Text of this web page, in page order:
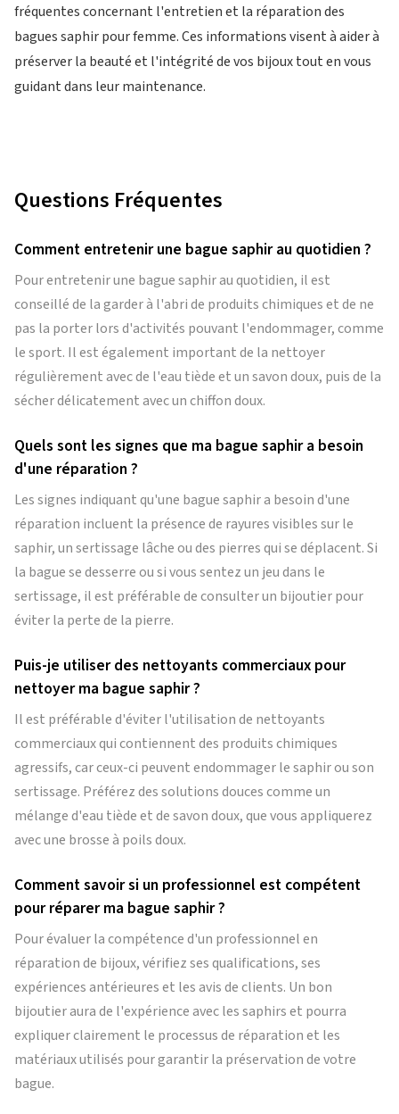
fréquentes concernant l'entretien et la réparation des
bagues saphir pour femme. Ces informations visent à aider à
préserver la beauté et l'intégrité de vos bijoux tout en vous
guidant dans leur maintenance.
Questions Fréquentes
Comment entretenir une bague saphir au quotidien ?
Pour entretenir une bague saphir au quotidien, il est
conseillé de la garder à l'abri de produits chimiques et de ne
pas la porter lors d'activités pouvant l'endommager, comme
le sport. Il est également important de la nettoyer
régulièrement avec de l'eau tiède et un savon doux, puis de la
sécher délicatement avec un chiffon doux.
Quels sont les signes que ma bague saphir a besoin
d'une réparation ?
Les signes indiquant qu'une bague saphir a besoin d'une
réparation incluent la présence de rayures visibles sur le
saphir, un sertissage lâche ou des pierres qui se déplacent. Si
la bague se desserre ou si vous sentez un jeu dans le
sertissage, il est préférable de consulter un bijoutier pour
éviter la perte de la pierre.
Puis-je utiliser des nettoyants commerciaux pour
nettoyer ma bague saphir ?
Il est préférable d'éviter l'utilisation de nettoyants
commerciaux qui contiennent des produits chimiques
agressifs, car ceux-ci peuvent endommager le saphir ou son
sertissage. Préférez des solutions douces comme un
mélange d'eau tiède et de savon doux, que vous appliquerez
avec une brosse à poils doux.
Comment savoir si un professionnel est compétent
pour réparer ma bague saphir ?
Pour évaluer la compétence d'un professionnel en
réparation de bijoux, vérifiez ses qualifications, ses
expériences antérieures et les avis de clients. Un bon
bijoutier aura de l'expérience avec les saphirs et pourra
expliquer clairement le processus de réparation et les
matériaux utilisés pour garantir la préservation de votre
bague.